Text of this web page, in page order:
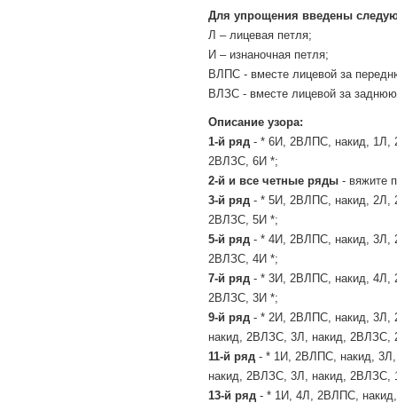
Для упрощения введены
Л – лицевая петля;
И – изнаночная петля;
ВЛПС - вместе лицевой за
ВЛЗС - вместе лицевой за заднюю
Описание узора:
1-й ряд - * 6И, 2ВЛПС, накид, 1Л,
2ВЛЗС, 6И *;
2-й и все четные ряды - вяжите
3-й ряд - * 5И, 2ВЛПС, накид, 2Л,
2ВЛЗС, 5И *;
5-й ряд - * 4И, 2ВЛПС, накид, 3Л,
2ВЛЗС, 4И *;
7-й ряд - * 3И, 2ВЛПС, накид, 4Л,
2ВЛЗС, 3И *;
9-й ряд - * 2И, 2ВЛПС, накид, 3Л,
накид, 2ВЛЗС, 3Л, накид, 2ВЛЗС,
11-й ряд - * 1И, 2ВЛПС, накид,
накид, 2ВЛЗС, 3Л, накид, 2ВЛЗС,
13-й ряд - * 1И, 4Л, 2ВЛПС,